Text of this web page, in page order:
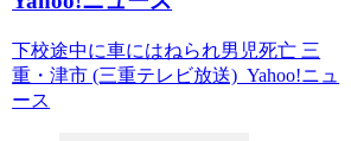
下校途中に車にはねられ男児死亡 三
重・津市 (三重テレビ放送) Yahoo!ニュ
ース